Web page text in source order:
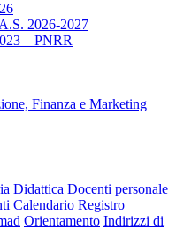
2026-2027
– PNRR
Finanza e Marketing
Didattica Docenti personale
Calendario Registro
Orientamento Indirizzi di